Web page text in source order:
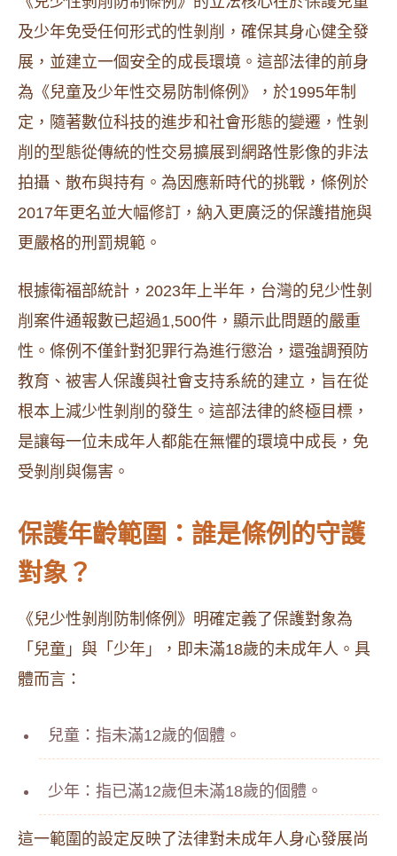
及少年免受任何形式的性剝削，確保其身心健全發
展，並建立一個安全的成長環境。這部法律的前身
為《兒童及少年性交易防制條例》，於1995年制
定，隨著數位科技的進步和社會形態的變遷，性剝
削的型態從傳統的性交易擴展到網路性影像的非法
拍攝、散布與持有。為因應新時代的挑戰，條例於
2017年更名並大幅修訂，納入更廣泛的保護措施與
更嚴格的刑罰規範。
根據衛福部統計，2023年上半年，台灣的兒少性剝
削案件通報數已超過1,500件，顯示此問題的嚴重
性。條例不僅針對犯罪行為進行懲治，還強調預防
教育、被害人保護與社會支持系統的建立，旨在從
根本上減少性剝削的發生。這部法律的終極目標，
是讓每一位未成年人都能在無懼的環境中成長，免
受剝削與傷害。
保護年齡範圍：誰是條例的守護
對象？
《兒少性剝削防制條例》明確定義了保護對象為
「兒童」與「少年」，即未滿18歲的未成年人。具
體而言：
兒童：指未滿12歲的個體。
少年：指已滿12歲但未滿18歲的個體。
這一範圍的設定反映了法律對未成年人身心發展尚